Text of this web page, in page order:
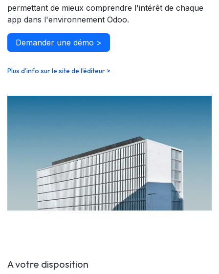
permettant de mieux comprendre l'intérêt de chaque
app dans l'environnement Odoo.
Demander une démo >
Plus d'info sur le site de l'éditeur >
A votre disposition